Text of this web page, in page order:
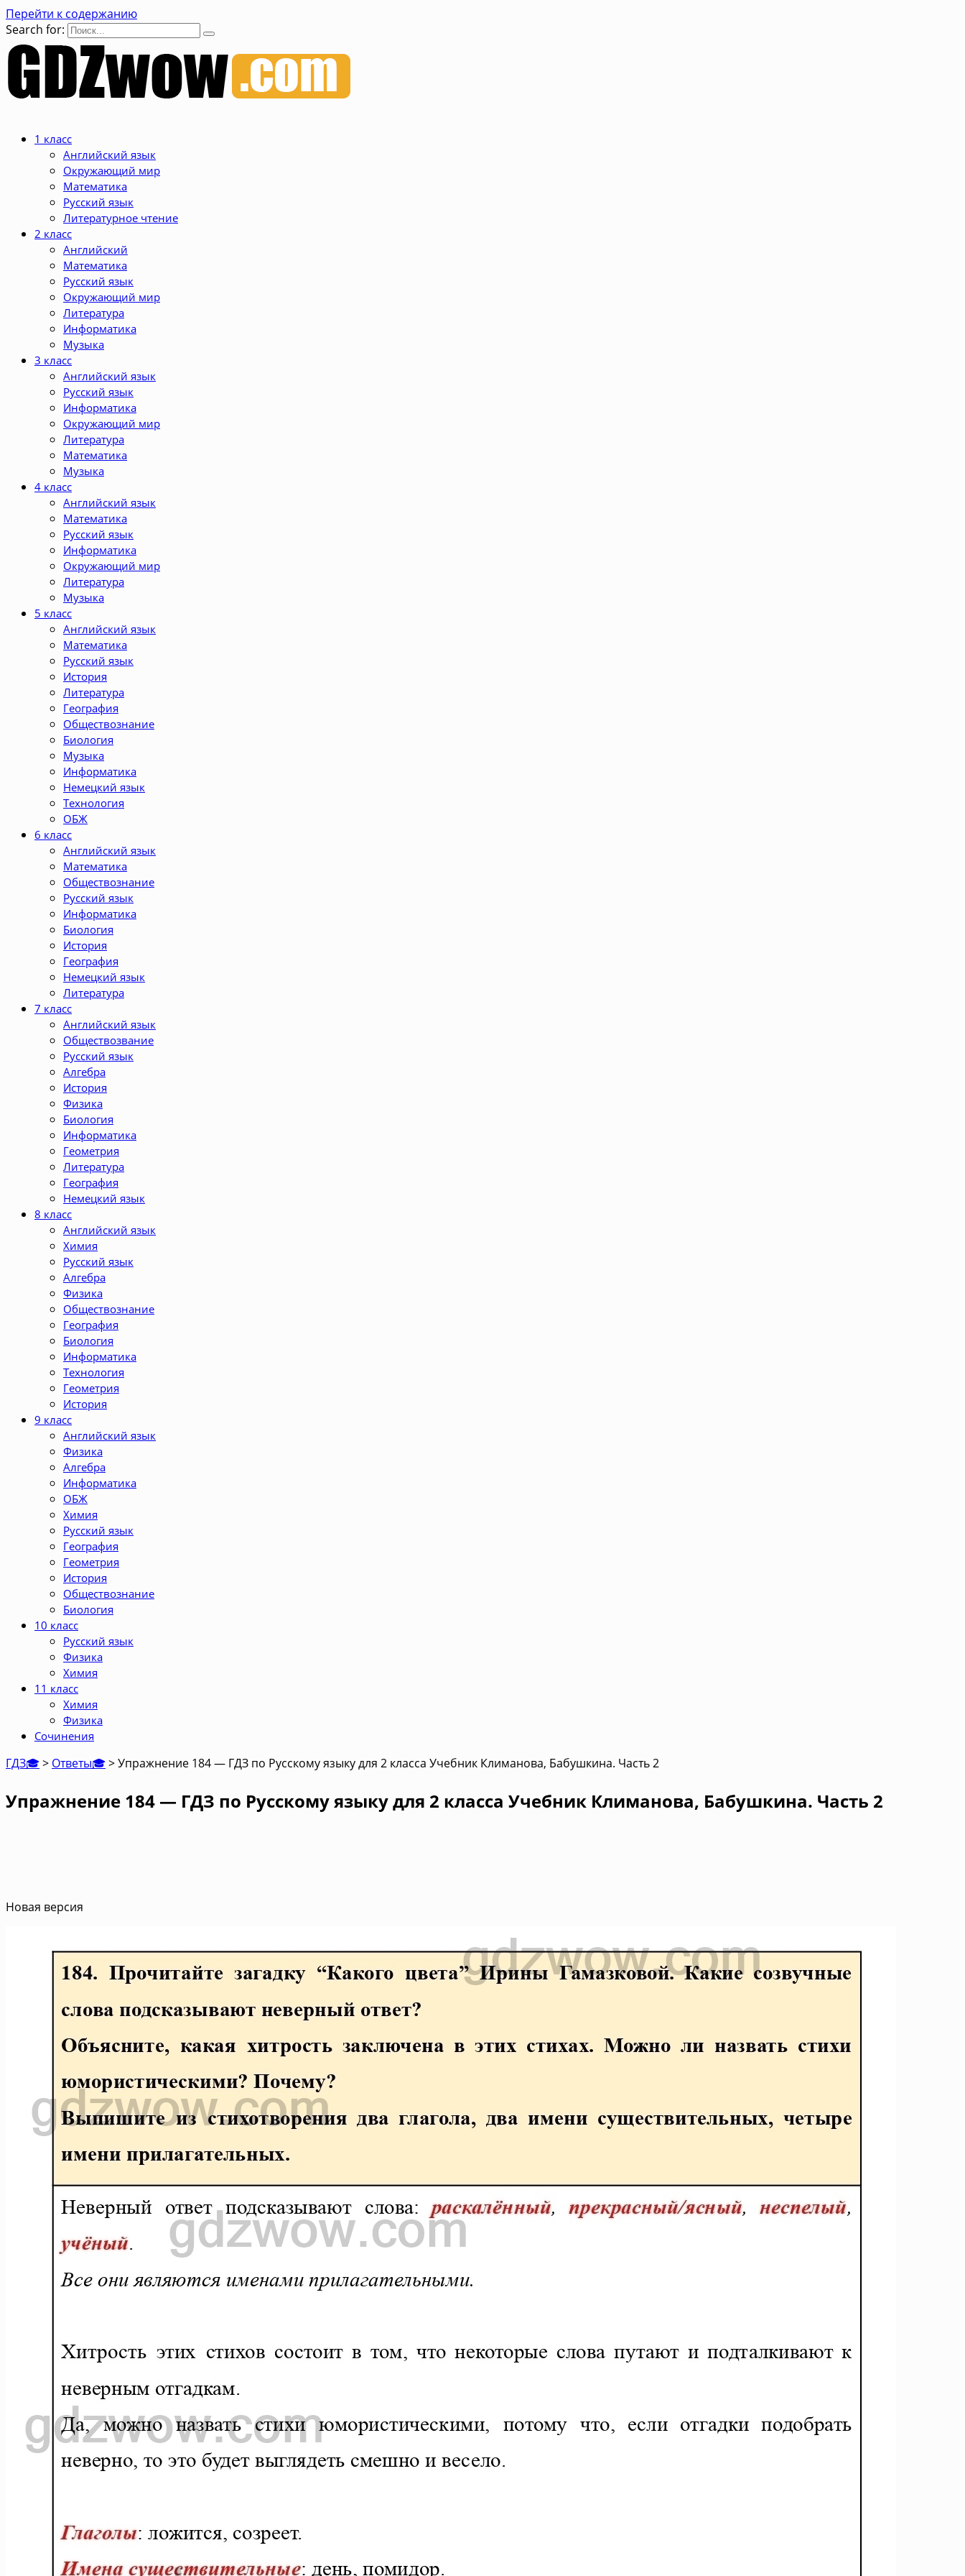
Перейти к содержанию
Search for:
1 класс
Английский язык
Окружающий мир
Математика
Русский язык
Литературное чтение
2 класс
Английский
Математика
Русский язык
Окружающий мир
Литература
Информатика
Музыка
3 класс
Английский язык
Русский язык
Информатика
Окружающий мир
Литература
Математика
Музыка
4 класс
Английский язык
Математика
Русский язык
Информатика
Окружающий мир
Литература
Музыка
5 класс
Английский язык
Математика
Русский язык
История
Литература
География
Обществознание
Биология
Музыка
Информатика
Немецкий язык
Технология
ОБЖ
6 класс
Английский язык
Математика
Обществознание
Русский язык
Информатика
Биология
История
География
Немецкий язык
Литература
7 класс
Английский язык
Обществозвание
Русский язык
Алгебра
История
Физика
Биология
Информатика
Геометрия
Литература
География
Немецкий язык
8 класс
Английский язык
Химия
Русский язык
Алгебра
Физика
Обществознание
География
Биология
Информатика
Технология
Геометрия
История
9 класс
Английский язык
Физика
Алгебра
Информатика
ОБЖ
Химия
Русский язык
География
Геометрия
История
Обществознание
Биология
10 класс
Русский язык
Физика
Химия
11 класс
Химия
Физика
Сочинения
ГДЗ🎓> Ответы🎓>Упражнение 184 — ГДЗ по Русскому языку для 2 класса Учебник Климанова, Бабушкина. Часть 2
Упражнение 184 — ГДЗ по Русскому языку для 2 класса Учебник Климанова, Бабушкина. Часть 2
Новая версия